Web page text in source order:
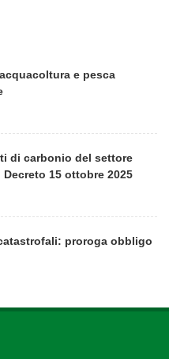
e pesca
di carbonio del settore
15 ottobre 2025
proroga obbligo